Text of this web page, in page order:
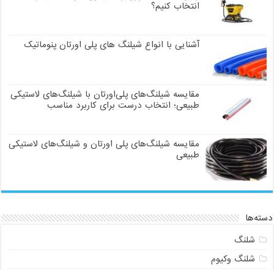
انتخاب کنیم؟
آشنایی با انواع شیلنگ های پلی اورتان پنوماتیک
مقایسه شیلنگ‌های پلی‌اورتان با شیلنگ‌های لاستیکی
طبیعی؛ انتخاب درست برای کاربرد مناسب
مقایسه شیلنگ‌های پلی اورتان و شیلنگ‌های لاستیکی
طبیعی
دسته‌ها
شلنگ
شلنگ وکیوم